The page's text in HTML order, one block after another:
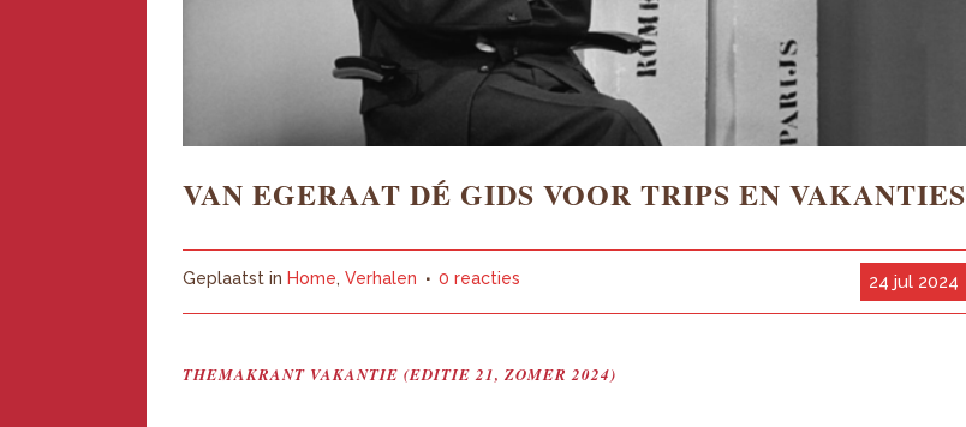
VAN EGERAAT DÉ GIDS VOOR TRIPS EN VAKANTIES
24 jul 2024
Geplaatst in Home, Verhalen 0 reacties
THEMAKRANT VAKANTIE (EDITIE 21, ZOMER 2024)